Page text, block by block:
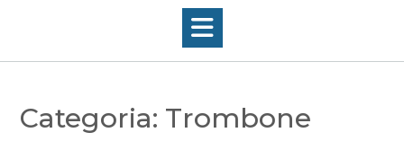
Categoria: Trombone